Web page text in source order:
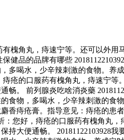
有槐角丸，痔速宁等。还可以外
健品的品牌有哪些
喝水，少辛辣刺激的食物。养
痔疮的口服药有槐角丸，痔速宁
。 前列腺炎吃啥消炎藥
食物，多喝水，少辛辣刺激的食
香痔疮膏。指导意见：痔疮的患
：您好，痔疮的口服药有槐角丸
大便通畅。 20181122103928